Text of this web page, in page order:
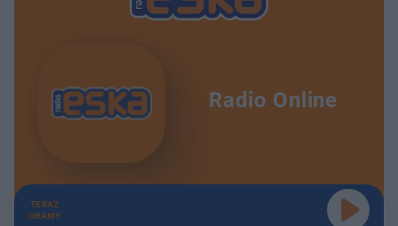
Radio Online
TERAZ
GRAMY